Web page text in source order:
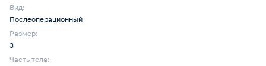
Вид:
Послеоперационный
Размер:
3
Часть тела: